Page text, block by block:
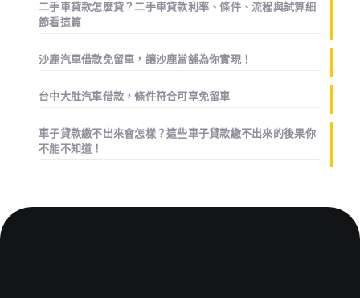
二手車貸款怎麼貸？二手車貸款利率、條件、流程與試算細
節看這篇
沙鹿汽車借款免留車，讓沙鹿當舖為你實現！
台中大肚汽車借款，條件符合可享免留車
車子貸款繳不出來會怎樣？這些車子貸款繳不出來的後果你
不能不知道！